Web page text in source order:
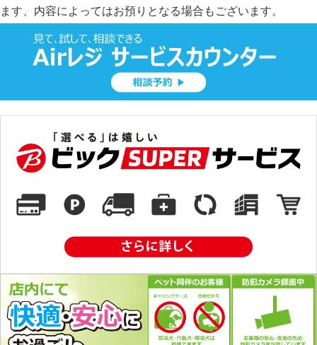
ます、内容によってはお預りとなる場合もございます。